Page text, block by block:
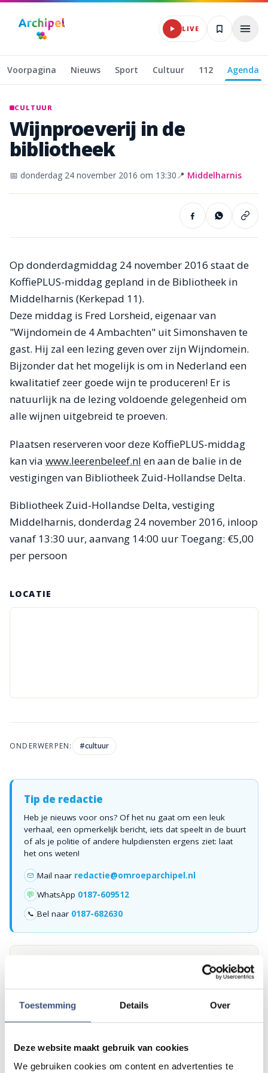
Toestemming Details Over
Deze website maakt gebruik van cookies
We gebruiken cookies om content en advertenties te
Naar hoofdinhoud
LIVE
Voorpagina Nieuws Sport Cultuur 112 Agenda
CULTUUR
Wijnproeverij inde
bibliotheek
📅 donderdag 24 november 2016 om 13:30📍 Middelharnis
Op donderdagmiddag 24 november 2016 staat de
KoffiePLUS-middag gepland in de Bibliotheek in
Middelharnis (Kerkepad 11).
Deze middag is Fred Lorsheid, eigenaar van
"Wijndomein de 4 Ambachten" uit Simonshaven te
gast. Hij zal een lezing geven over zijn Wijndomein.
Bijzonder dat het mogelijk is om in Nederland een
kwalitatief zeer goede wijn te produceren! Er is
natuurlijk na de lezing voldoende gelegenheid om
alle wijnen uitgebreid te proeven.
Plaatsen reserveren voor deze KoffiePLUS-middag
kan via www.leerenbeleef.nl en aan de balie in de
vestigingen van Bibliotheek Zuid-Hollandse Delta.
Bibliotheek Zuid-Hollandse Delta, vestiging
Middelharnis, donderdag 24 november 2016, inloop
vanaf 13:30 uur, aanvang 14:00 uur Toegang: €5,00
per persoon
LOCATIE
ONDERWERPEN: #cultuur
Tip de redactie
Heb je nieuws voor ons? Of het nu gaat om een leuk
verhaal, een opmerkelijk bericht, iets dat speelt in de buurt
of als je politie of andere hulpdiensten ergens ziet: laat
het ons weten!
Mail naar redactie@omroeparchipel.nl
💬 WhatsApp 0187-609512
📞 Bel naar 0187-682630
Foutje gezien of twijfel over een advertentie?
Zie je een fout in dit artikel, werkt iets niet goed of kom je een
advertentie tegen die niet klopt? Laat het ons weten via
redactie@omroeparchipel.nl. We kijken er graag naar.
Andere events